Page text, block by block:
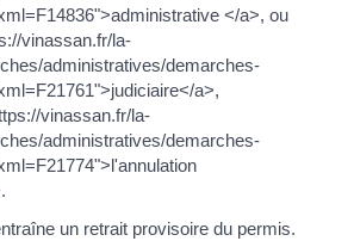
</a>, ou
vinassan.fr/la-
administratives/demarches-
a>,
vinassan.fr/la-
administratives/demarches-
un retrait provisoire du permis.